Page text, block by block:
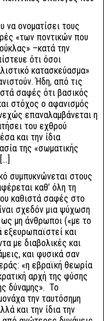
να ονοματίσει τους
«των ποντικών που
–κατά την
ότι όσοι
κατασκεύασμα»
Ήδη, από τις
σαφές ότι βασικός
στόχος ο αφανισμός
επαναλαμβάνεται η
του εχθρού
και την ίδια
της «σωματικής
συμπυκνώνεται στους
καθ’ όλη τη
καθιστά σαφές στο
σχεδόν μια ψύχωση
ως μη άνθρωποι («με το
και
με διαβολικές και
και φυσικά σαν
«η εβραϊκή θεωρία
αρχή της φύσης
δύναμης». Το
την ταυτόσημη
και την ίδια την